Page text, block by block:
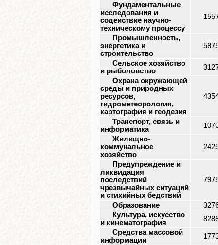
Фундаментальные
исследования и
содействие научно-
техническому процессу
Промышленность,
энергетика и
строительство
Сельское хозяйство
и рыболовство
Охрана окружающей
среды и природных
ресурсов,
гидрометеорология,
картография и геодезия
Транспорт, связь и
информатика
Жилищно-
коммунальное
хозяйство
Предупреждение и
ликвидация
последствий
чрезвычайных ситуаций
и стихийных бедствий
Образование
Культура, искусство
и кинематография
Средства массовой
информации